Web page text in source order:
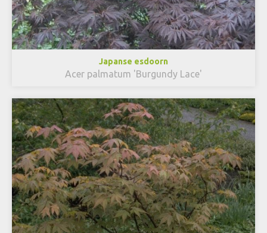
Japanse esdoorn
Acer palmatum 'Burgundy Lace'